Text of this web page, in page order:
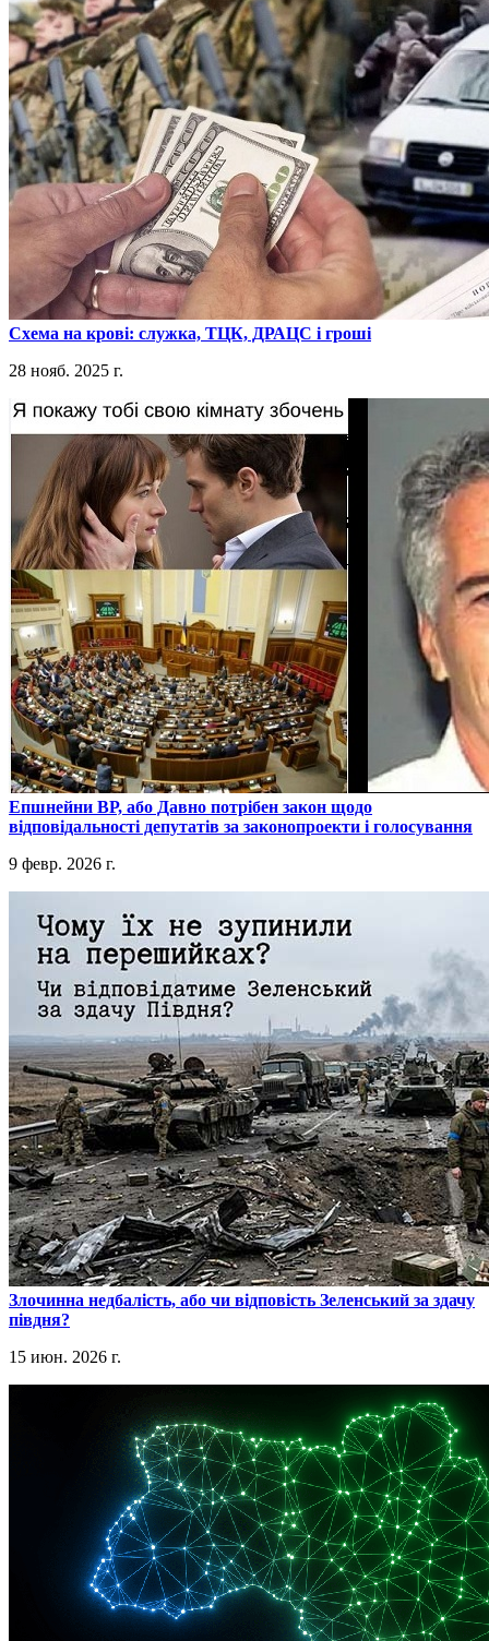
​Схема на крові: служка, ТЦК, ДРАЦС і гроші
28 нояб. 2025 г.
​Епшнейни ВР, або Давно потрібен закон щодо
відповідальності депутатів за законопроекти і голосування
9 февр. 2026 г.
​Злочинна недбалість, або чи відповість Зеленський за здачу
півдня?
15 июн. 2026 г.